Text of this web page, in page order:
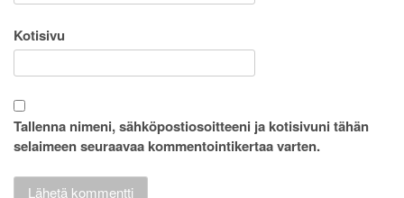
Kotisivu
Tallenna nimeni, sähköpostiosoitteeni ja kotisivuni tähän
selaimeen seuraavaa kommentointikertaa varten.